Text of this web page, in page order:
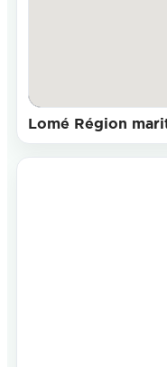
Lomé Région